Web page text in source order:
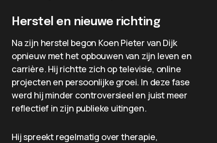
Herstel en nieuwe richting
Na zijn herstel begon Koen Pieter van Dijk
opnieuw met het opbouwen van zijn leven en
carrière. Hij richtte zich op televisie, online
projecten en persoonlijke groei. In deze fase
werd hij minder controversieel en juist meer
reflectief in zijn publieke uitingen.
Hij spreekt regelmatig over therapie,